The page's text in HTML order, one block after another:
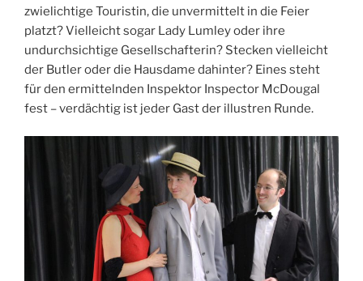
zwielichtige Touristin, die unvermittelt in die Feier
platzt? Vielleicht sogar Lady Lumley oder ihre
undurchsichtige Gesellschafterin? Stecken vielleicht
der Butler oder die Hausdame dahinter? Eines steht
für den ermittelnden Inspektor Inspector McDougal
fest – verdächtig ist jeder Gast der illustren Runde.